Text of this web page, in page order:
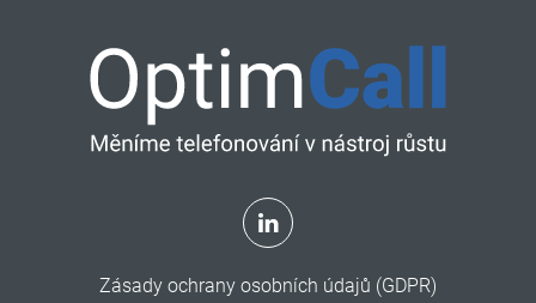
Zásady ochrany osobních údajů (GDPR)